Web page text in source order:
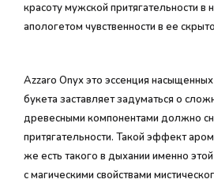
красоту мужской притягательности
апологетом чувственности в ее
Azzaro Onyx это эссенция
букета заставляет задуматься о
древесными компонентами должно
притягательности. Такой эффект
же есть такого в дыхании именно
с магическими свойствами